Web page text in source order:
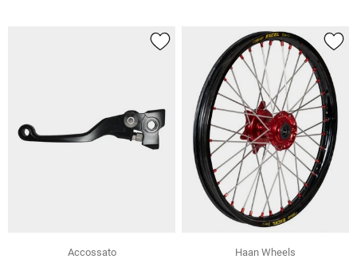
Accossato
Haan Wheels